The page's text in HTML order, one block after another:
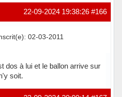
#166
22-09-2024 19:38:26
02-03-2011
dos à lui et le ballon arrive sur
soit.